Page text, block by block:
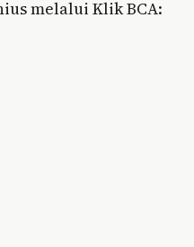
melalui Klik BCA: